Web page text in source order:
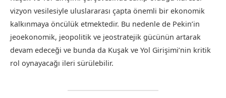
vizyon vesilesiyle uluslararası çapta önemli bir ekonomik
kalkınmaya öncülük etmektedir. Bu nedenle de Pekin’in
jeoekonomik, jeopolitik ve jeostratejik gücünün artarak
devam edeceği ve bunda da Kuşak ve Yol Girişimi’nin kritik
rol oynayacağı ileri sürülebilir.